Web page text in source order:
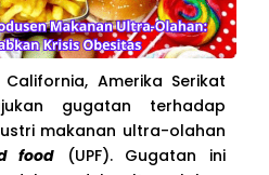
California, Amerika Serikat
gugatan terhadap
makanan ultra-olahan
food (UPF). Gugatan ini